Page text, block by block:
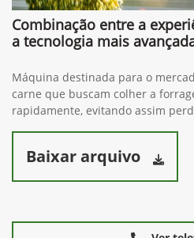
Combinação entre a
a tecnologia mais
Máquina destinada para o
carne que buscam colher a
rapidamente, evitando assim
Baixar arquivo